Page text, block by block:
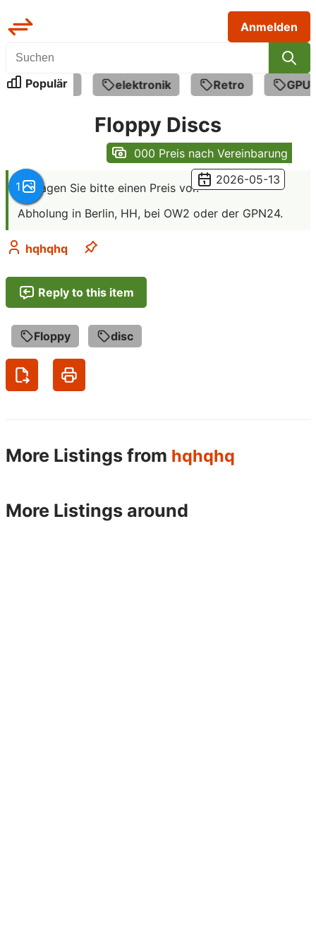
Populär
pc elektronik Retro GPU
Anmelden
Floppy Discs
1 2026-05-13
000 Preis nach Vereinbarung
Beschreibung
Schlagen Sie bitte einen Preis vor.
Abholung in Berlin, HH, bei OW2 oder der GPN24.
hqhqhq
Reply to this item
TagsFloppy disc
More Listings from hqhqhq
More Listings around